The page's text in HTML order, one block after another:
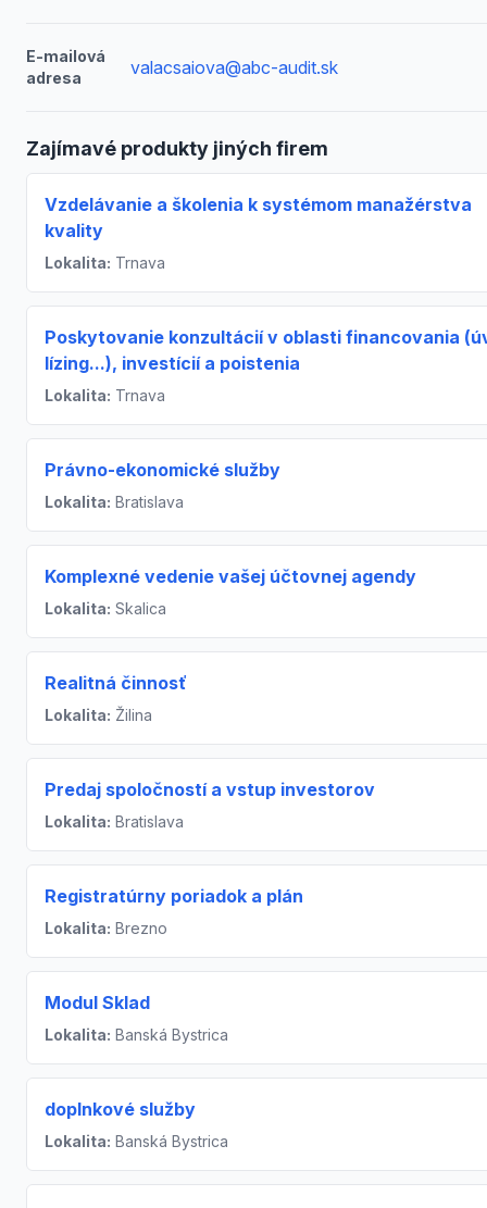
E-mailová
adresa
valacsaiova@abc-audit.sk
Zajímavé produkty jiných firem
Vzdelávanie a školenia k systémom manažérstva
kvality
Lokalita: Trnava
Poskytovanie konzultácií v oblasti financovania
lízing...), investícií a poistenia
Lokalita: Trnava
Právno-ekonomické služby
Lokalita: Bratislava
Komplexné vedenie vašej účtovnej agendy
Lokalita: Skalica
Realitná činnosť
Lokalita: Žilina
Predaj spoločností a vstup investorov
Lokalita: Bratislava
Registratúrny poriadok a plán
Lokalita: Brezno
Modul Sklad
Lokalita: Banská Bystrica
doplnkové služby
Lokalita: Banská Bystrica